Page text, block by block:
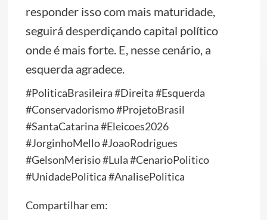
responder isso com mais maturidade,
seguirá desperdiçando capital político
onde é mais forte. E, nesse cenário, a
esquerda agradece.
#PoliticaBrasileira #Direita #Esquerda
#Conservadorismo #ProjetoBrasil
#SantaCatarina #Eleicoes2026
#JorginhoMello #JoaoRodrigues
#GelsonMerisio #Lula #CenarioPolitico
#UnidadePolitica #AnalisePolitica
Compartilhar em: